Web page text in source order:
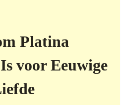
Platina
voor Eeuwige